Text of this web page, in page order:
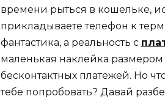
времени рыться в кошельке,
прикладываете телефон к
фантастика, а реальность с
маленькая наклейка размером
бесконтактных платежей. Но
тебе попробовать? Давай